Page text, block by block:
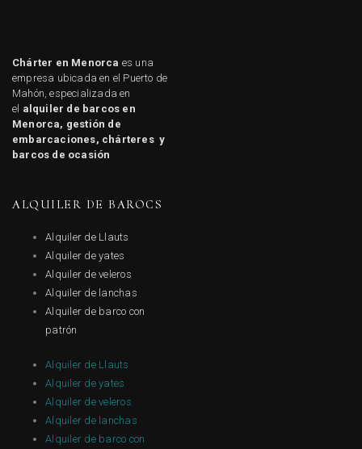
Chárter en Menorca es una
empresa ubicada en el Puerto de
Mahón, especializada en
el alquiler de barcos en
Menorca, gestión de
embarcaciones, chárteres y
barcos de ocasión
ALQUILER DE BAROCS
Alquiler de Llauts
Alquiler de yates
Alquiler de veleros
Alquiler de lanchas
Alquiler de barco con
patrón
Alquiler de Llauts
Alquiler de yates
Alquiler de veleros
Alquiler de lanchas
Alquiler de barco con